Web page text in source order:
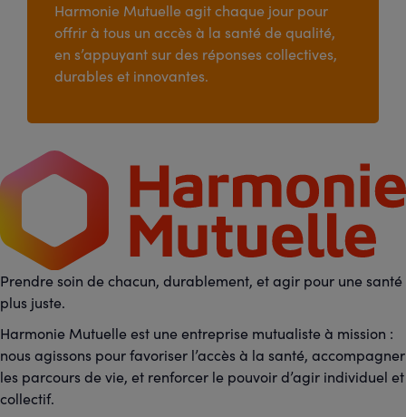
Harmonie Mutuelle agit chaque jour pour
offrir à tous un accès à la santé de qualité,
en s’appuyant sur des réponses collectives,
durables et innovantes.
Prendre soin de chacun, durablement, et agir pour une santé
plus juste.
Harmonie Mutuelle est une entreprise mutualiste à mission :
nous agissons pour favoriser l’accès à la santé, accompagner
les parcours de vie, et renforcer le pouvoir d’agir individuel et
collectif.